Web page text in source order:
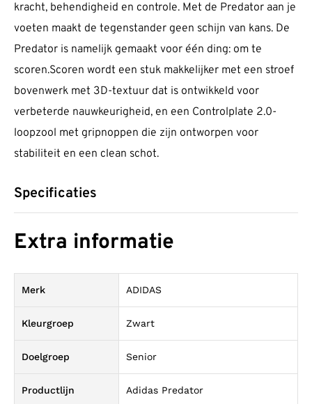
kracht, behendigheid en controle. Met de Predator aan je
voeten maakt de tegenstander geen schijn van kans. De
Predator is namelijk gemaakt voor één ding: om te
scoren.Scoren wordt een stuk makkelijker met een stroef
bovenwerk met 3D-textuur dat is ontwikkeld voor
verbeterde nauwkeurigheid, en een Controlplate 2.0-
loopzool met gripnoppen die zijn ontworpen voor
stabiliteit en een clean schot.
Specificaties
Extra informatie
Merk ADIDAS
Kleurgroep Zwart
Doelgroep Senior
Productlijn Adidas Predator